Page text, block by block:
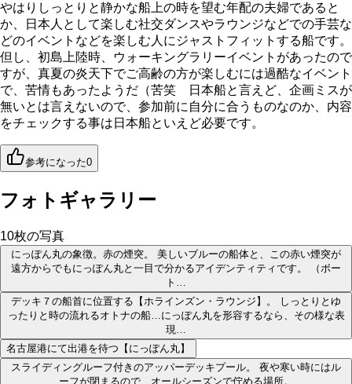
やはりしっとりと静かな船上の時を望む年配の夫婦であると
か、日本人として楽しむ社交ダンスやラウンジなどでの手芸な
どのイベントなどを楽しむ人にジャストフィットする船です。
但し、初島上陸時、ウォーキングラリーイベントがあったので
すが、真夏の炎天下でご高齢の方が楽しむには過酷なイベント
で、苦情もあったようだ（苦笑 日本船と言えど、企画ミスが
無いとは言えないので、参加前に自分に合うものなのか、内容
をチェックする事は日本船といえど必要です。
参考になった0
フォトギャラリー
10枚の写真
にっぽん丸の象徴。赤の煙突。 美しいブルーの船体と、この赤い煙突が
遠方からでもにっぽん丸と一目で分かるアイデンティティです。 （ボー
ト…
デッキ７の船首に位置する【ホラインズン・ラウンジ】。 しっとりとゆ
ったりと時の流れるオトナの船…にっぽん丸を形容するなら、その様な表
現…
名古屋港にて出港を待つ【にっぽん丸】
スライディングルーフ付きのアッパーデッキプール。 夜や寒い時にはル
ーフが閉まるので、オールシーズンで佇める場所。